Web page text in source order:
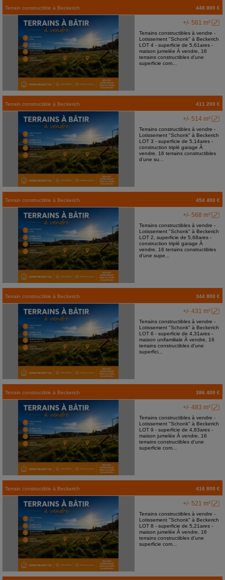
Terrain constructible à Beckerich 448 800 €
+/- 561 m²
Terrains constructibles à vendre -
Lotissement "Schonk" à Beckerich
LOT 4 - superficie de 5,61ares -
maison jumelée À vendre, 16
terrains constructibles d'une
superficie com...
Terrain constructible à Beckerich 411 200 €
+/- 514 m²
Terrains constructibles à vendre -
Lotissement "Schonk" à Beckerich
LOT 3 - superficie de 5,14ares -
construction triplé garage À
vendre, 16 terrains constructibles
d'une su...
Terrain constructible à Beckerich 454 400 €
+/- 568 m²
Terrains constructibles à vendre -
Lotissement "Schonk" à Beckerich
LOT 2, superficie de 5,68ares -
construction triplé garage À
vendre, 16 terrains constructibles
d'une supe...
Terrain constructible à Beckerich 344 800 €
+/- 431 m²
Terrains constructibles à vendre -
Lotissement "Schonk" à Beckerich
LOT 6 - superficie de 4,31ares -
maison unifamiliale À vendre, 16
terrains constructibles d'une
superfici...
Terrain constructible à Beckerich 386 400 €
+/- 483 m²
Terrains constructibles à vendre -
Lotissement "Schonk" à Beckerich
LOT 9 - superficie de 4,83ares -
maison jumelée À vendre, 16
terrains constructibles d'une
superficie com...
Terrain constructible à Beckerich 416 800 €
+/- 521 m²
Terrains constructibles à vendre -
Lotissement "Schonk" à Beckerich
LOT 8 - superficie de 5,21ares -
maison jumelée À vendre, 16
terrains constructibles d'une
superficie com...